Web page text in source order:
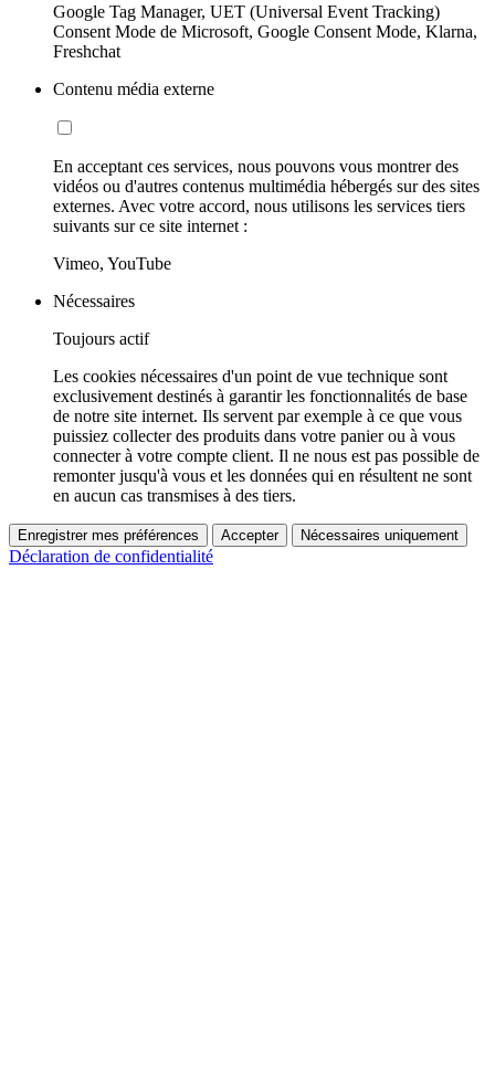
Google Tag Manager, UET (Universal Event Tracking)
Consent Mode de Microsoft, Google Consent Mode, Klarna,
Freshchat
Contenu média externe
En acceptant ces services, nous pouvons vous montrer des
vidéos ou d'autres contenus multimédia hébergés sur des sites
externes. Avec votre accord, nous utilisons les services tiers
suivants sur ce site internet :
Vimeo, YouTube
Nécessaires
Toujours actif
Les cookies nécessaires d'un point de vue technique sont
exclusivement destinés à garantir les fonctionnalités de base
de notre site internet. Ils servent par exemple à ce que vous
puissiez collecter des produits dans votre panier ou à vous
connecter à votre compte client. Il ne nous est pas possible de
remonter jusqu'à vous et les données qui en résultent ne sont
en aucun cas transmises à des tiers.
Enregistrer mes préférences Accepter Nécessaires uniquement
Déclaration de confidentialité